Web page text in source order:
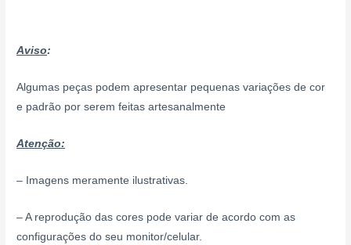
Aviso:
Algumas peças podem apresentar pequenas variações de cor
e padrão por serem feitas artesanalmente
Atenção:
– Imagens meramente ilustrativas.
– A reprodução das cores pode variar de acordo com as
configurações do seu monitor/celular.